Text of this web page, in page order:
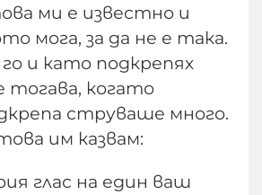
ми е известно и
мога, за да не е така.
и като подкрепях
тогава, когато
струваше много.
им казвам:
глас на един ваш